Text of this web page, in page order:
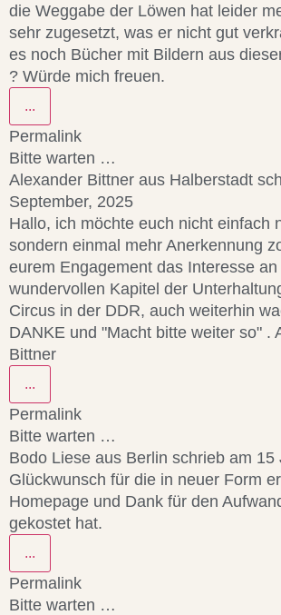
die Weggabe der Löwen hat leider
sehr zugesetzt, was er nicht gut
es noch Bücher mit Bildern aus
? Würde mich freuen.
...
Permalink
Bitte warten …
Alexander Bittner aus Halberstadt
September, 2025
Hallo, ich möchte euch nicht einfach
sondern einmal mehr Anerkennung
eurem Engagement das Interesse an
wundervollen Kapitel der
Circus in der DDR, auch weiterhin
DANKE und "Macht bitte weiter so" .
Bittner
...
Permalink
Bitte warten …
Bodo Liese aus Berlin schrieb am 15
Glückwunsch für die in neuer Form
Homepage und Dank für den
gekostet hat.
...
Permalink
Bitte warten …